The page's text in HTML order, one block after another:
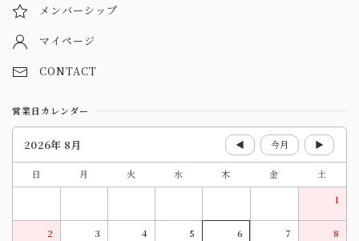
メンバーシップ
マイページ
CONTACT
営業日カレンダー
2026年 8月 ◀ 今月 ▶
日 月 火 水 木 金
土
1
2 3 4 5 6 7 8